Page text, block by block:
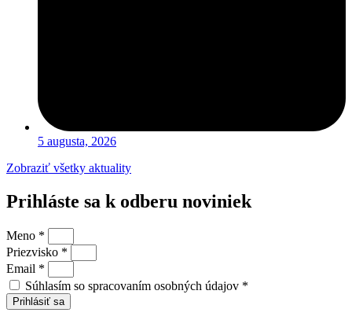
5 augusta, 2026
Zobraziť všetky aktuality
Prihláste sa k odberu noviniek
Meno *
Priezvisko *
Email *
Súhlasím so spracovaním osobných údajov *
Prihlásiť sa